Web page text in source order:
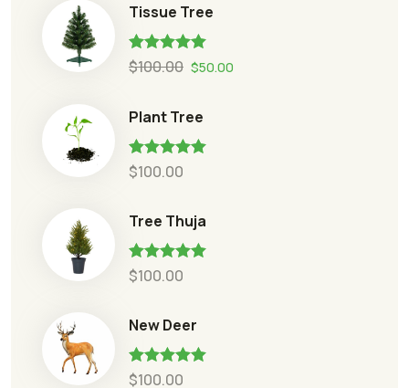
Tissue Tree
Rated 5.00
out of 5
$100.00 $50.00
Plant Tree
Rated 5.00
out of 5
$100.00
Tree Thuja
Rated 5.00
out of 5
$100.00
New Deer
Rated 5.00
$100.00